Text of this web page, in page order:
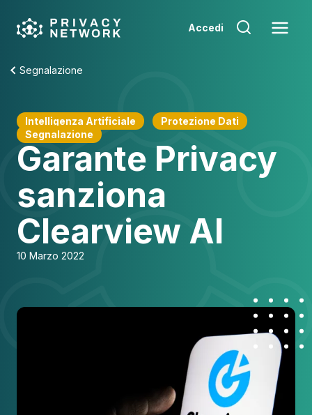
content
Accedi
Segnalazione
Intelligenza Artificiale
Protezione Dati
Segnalazione
Garante Privacy
sanziona
Clearview AI
10 Marzo 2022